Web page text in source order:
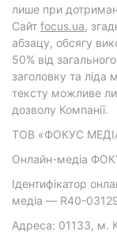
лише при
Cайт focus.ua,
абзацу, обсягу
50% від
заголовку та ліда
тексту можливе
дозволу Компанії.
ТОВ «ФОКУС
Онлайн-медіа
Ідентифікатор
медіа — R40-
Адреса: 01133, м.